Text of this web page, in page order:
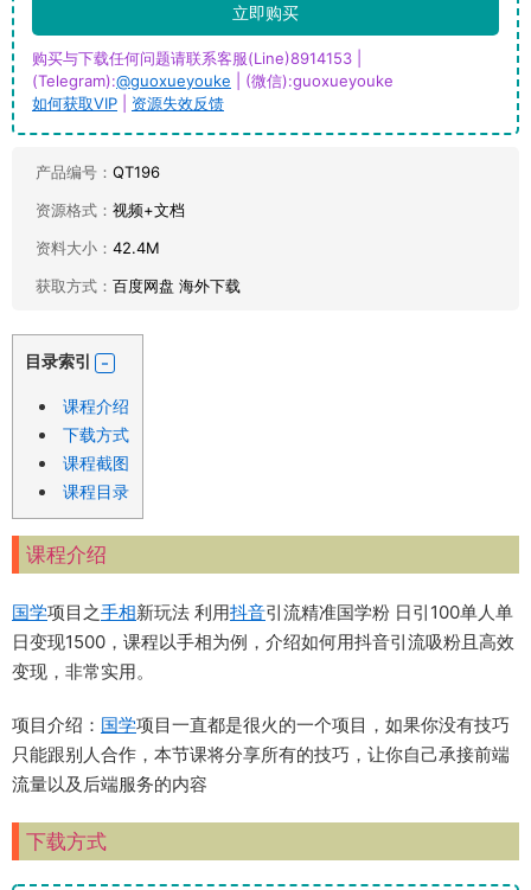
立即购买
购买与下载任何问题请联系客服(Line)8914153 |
(Telegram):@guoxueyouke | (微信):guoxueyouke
如何获取VIP
资源失效反馈
产品编号： QT196
资源格式： 视频+文档
资料大小： 42.4M
获取方式： 百度网盘 海外下载
目录索引
课程介绍
下载方式
课程截图
课程目录
课程介绍
国学项目之手相新玩法 利用抖音引流精准国学粉 日引100单人单
日变现1500，课程以手相为例，介绍如何用抖音引流吸粉且高效
变现，非常实用。
项目介绍： 国学项目一直都是很火的一个项目，如果你没有技巧
只能跟别人合作，本节课将分享所有的技巧，让你自己承接前端
流量以及后端服务的内容
下载方式